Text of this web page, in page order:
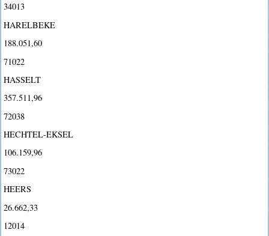
34013
HARELBEKE
188.051,60
71022
HASSELT
357.511,96
72038
HECHTEL-EKSEL
106.159,96
73022
HEERS
26.662,33
12014